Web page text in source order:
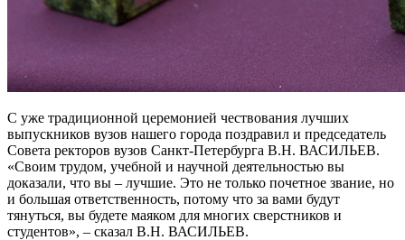
С уже традиционной церемонией чествования лучших
выпускников вузов нашего города поздравил и председатель
Совета ректоров вузов Санкт-Петербурга В.Н. ВАСИЛЬЕВ.
«Своим трудом, учебной и научной деятельностью вы
доказали, что вы – лучшие. Это не только почетное звание, но
и большая ответственность, потому что за вами будут
тянуться, вы будете маяком для многих сверстников и
студентов», – сказал В.Н. ВАСИЛЬЕВ.